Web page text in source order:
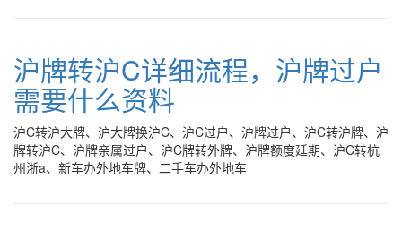
沪牌转沪C详细流程，沪牌过户
需要什么资料
沪C转沪大牌、沪大牌换沪C、沪C过户、沪牌过户、沪C转沪牌、沪
牌转沪C、沪牌亲属过户、沪C牌转外牌、沪牌额度延期、沪C转杭
州浙a、新车办外地车牌、二手车办外地车